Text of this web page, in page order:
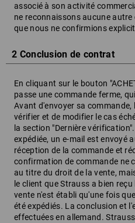
associé à son activité
ne reconnaissons aucune
que nous ne confirmions
2 Conclusion de contrat
En cliquant sur le bouton
passe une commande ferme,
Avant d'envoyer sa commande,
vérifier et de modifier le cas
la section "Dernière
expédiée, un e-mail est envoyé
réception de la commande et
confirmation de commande ne
au titre du droit de la vente,
le client que Strauss a bien
vente n'est établi qu'une fois
été expédiés. La conclusion et
effectuées en allemand.